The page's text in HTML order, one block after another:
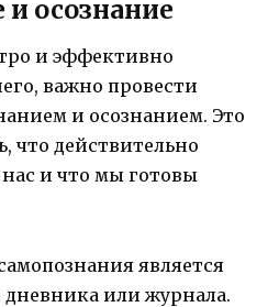
осознание
и эффективно
важно провести
и осознанием. Это
что действительно
и что мы готовы
является
дневника или журнала.